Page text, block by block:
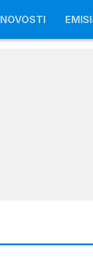
NOVOSTI
NOVOSTI